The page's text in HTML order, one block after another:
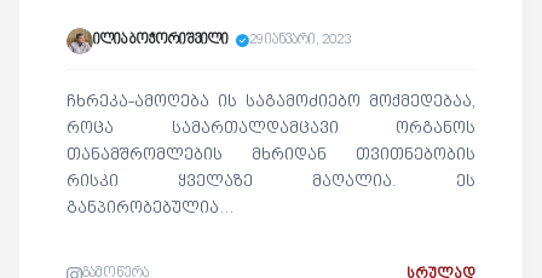
ილია ბოჭორიშვილი 29 იანვარი, 2023
ჩხრეკა-ამოღება ის საგამოძიებო მოქმედებაა,
როცა სამართალდამცავი ორგანოს
თანამშრომლების მხრიდან თვითნებობის
რისკი ყველაზე მაღალია. ეს
განპირობებულია…
გამოწერა